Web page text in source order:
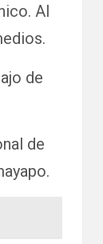
Al
de
de